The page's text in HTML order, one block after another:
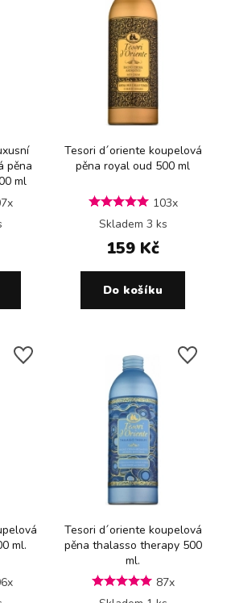
pěna
ml
Tesori d´oriente koupelová
pěna royal oud 500 ml
103x
Skladem 3 ks
159 Kč
Do košíku
ml.
Tesori d´oriente koupelová
pěna thalasso therapy 500
ml.
87x